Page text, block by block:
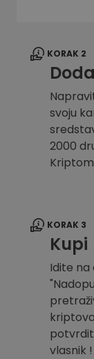
KORAK 2
svoju
2000
KORAK 3
Kupi
Idite na
vlasnik !